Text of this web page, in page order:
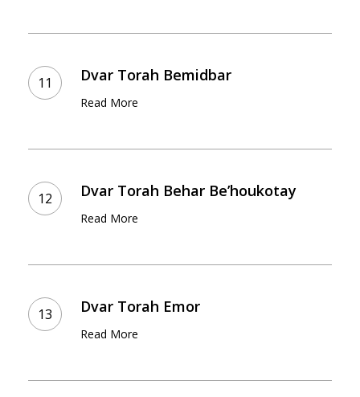
Torah
Bemidbar
Dvar Torah Bemidbar
Read More
Torah
Behar
Be’houkotay
Dvar Torah Behar Be’houkotay
Read More
Torah
Emor
Dvar Torah Emor
Read More